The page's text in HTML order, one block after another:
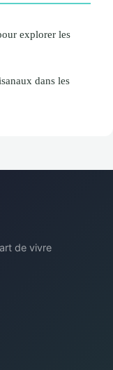
explorer les
dans les
de vivre